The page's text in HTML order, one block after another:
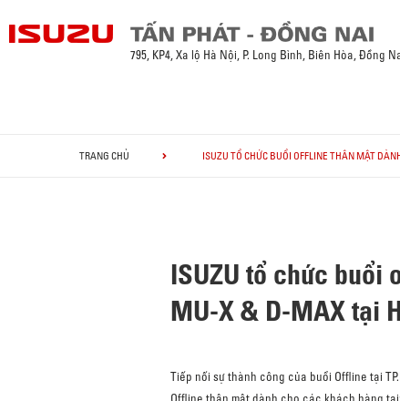
795, KP4, Xa lộ Hà Nội, P. Long Bình, Biên Hòa, Đồng
TRANG CHỦ ISUZU TỔ CHỨC BUỔI OFFLINE THÂN MẬT
ISUZU tổ chức buổi
MU-X & D-MAX tại
Tiếp nối sự thành công của buổi Offline tại